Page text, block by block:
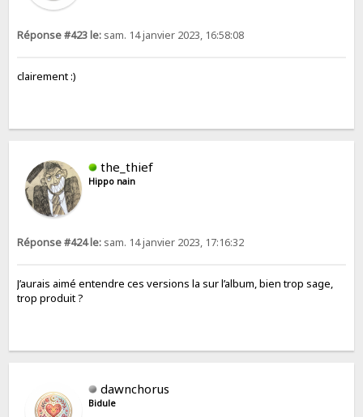
Réponse #423 le: sam. 14 janvier 2023, 16:58:08
clairement :)
the_thief
Hippo nain
Réponse #424 le: sam. 14 janvier 2023, 17:16:32
J’aurais aimé entendre ces versions la sur l’album, bien trop sage,
trop produit ?
dawnchorus
Bidule